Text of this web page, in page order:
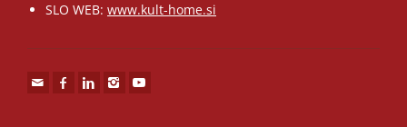
SLO WEB: www.kult-home.si